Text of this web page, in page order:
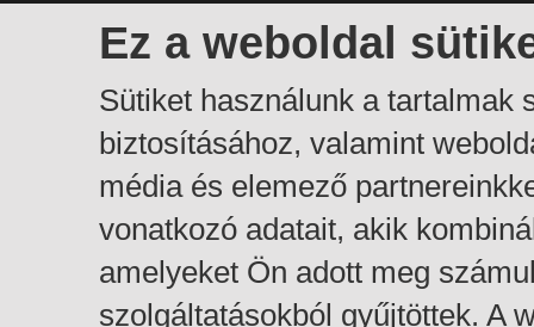
Ez a weboldal
Sütiket használunk a tartalmak
biztosításához, valamint
média és elemező
vonatkozó adatait, akik
amelyeket Ön adott meg
szolgáltatásokból gyűjtöttek. A